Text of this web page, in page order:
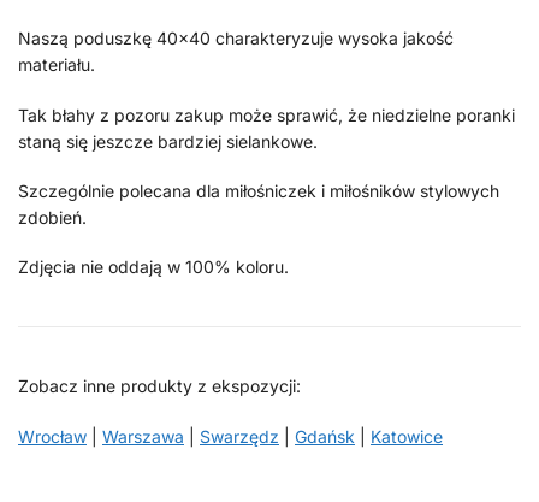
Naszą poduszkę 40×40 charakteryzuje wysoka jakość
materiału.
Tak błahy z pozoru zakup może sprawić, że niedzielne poranki
staną się jeszcze bardziej sielankowe.
Szczególnie polecana dla miłośniczek i miłośników stylowych
zdobień.
Zdjęcia nie oddają w 100% koloru.
Zobacz inne produkty z ekspozycji:
Wrocław Warszawa Swarzędz Gdańsk Katowice